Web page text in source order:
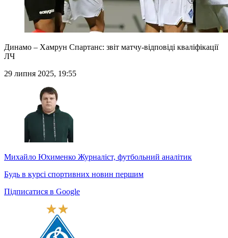
Динамо – Хамрун Спартанс: звіт матчу-відповіді кваліфікації
ЛЧ
29 липня 2025, 19:55
Михайло Юхименко Журналіст, футбольний аналітик
Будь в курсі спортивних новин першим
Підписатися в Google